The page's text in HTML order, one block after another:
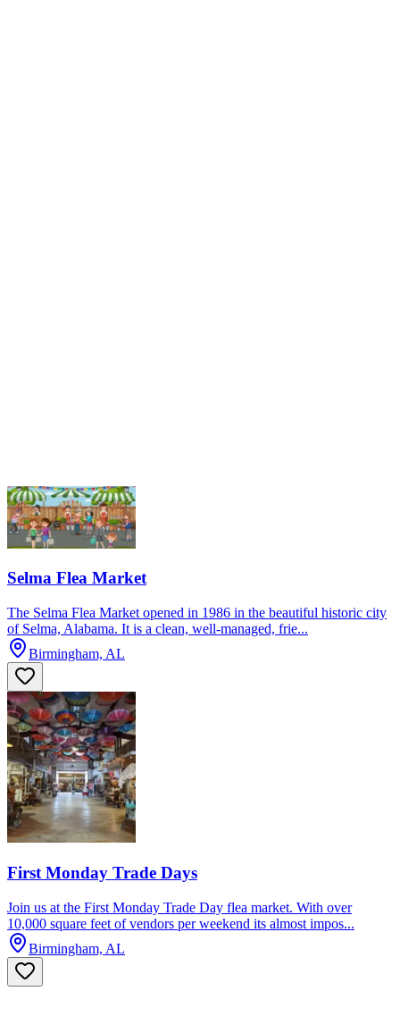
Selma Flea Market
The Selma Flea Market opened in 1986 in the beautiful historic city
of Selma, Alabama. It is a clean, well-managed, frie...
Birmingham, AL
First Monday Trade Days
Join us at the First Monday Trade Day flea market. With over
10,000 square feet of vendors per weekend its almost impos...
Birmingham, AL